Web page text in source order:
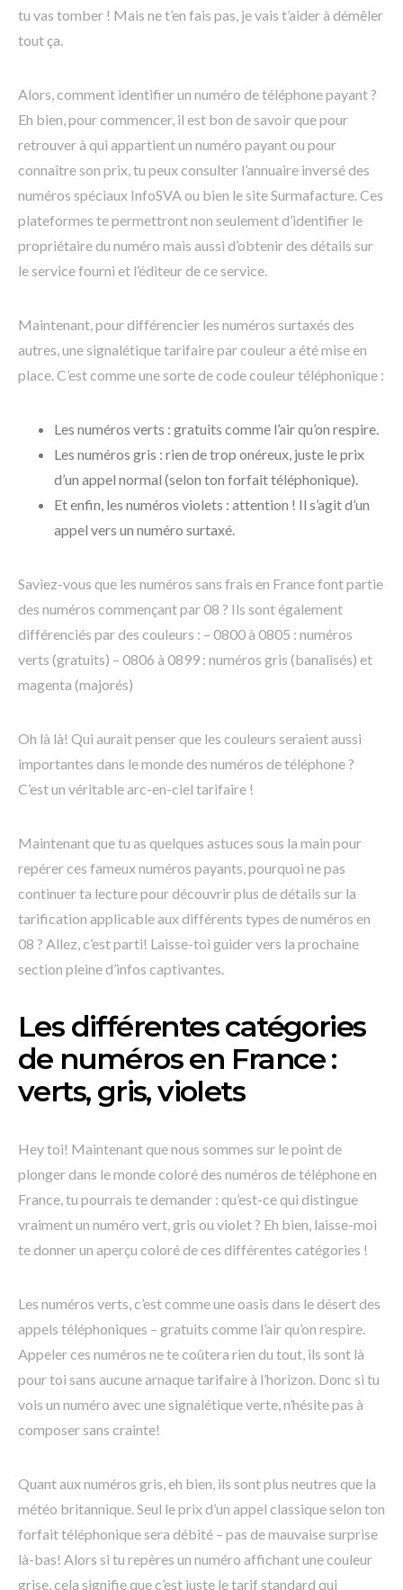
tu vas tomber ! Mais ne t’en fais pas, je vais t’aider à démêler
tout ça.
Alors, comment identifier un numéro de téléphone payant ?
Eh bien, pour commencer, il est bon de savoir que pour
retrouver à qui appartient un numéro payant ou pour
connaître son prix, tu peux consulter l’annuaire inversé des
numéros spéciaux InfoSVA ou bien le site Surmafacture. Ces
plateformes te permettront non seulement d’identifier le
propriétaire du numéro mais aussi d’obtenir des détails sur
le service fourni et l’éditeur de ce service.
Maintenant, pour différencier les numéros surtaxés des
autres, une signalétique tarifaire par couleur a été mise en
place. C’est comme une sorte de code couleur téléphonique :
Les numéros verts : gratuits comme l’air qu’on respire.
Les numéros gris : rien de trop onéreux, juste le prix
d’un appel normal (selon ton forfait téléphonique).
Et enfin, les numéros violets : attention ! Il s’agit d’un
appel vers un numéro surtaxé.
Saviez-vous que les numéros sans frais en France font partie
des numéros commençant par 08 ? Ils sont également
différenciés par des couleurs : – 0800 à 0805 : numéros
verts (gratuits) – 0806 à 0899 : numéros gris (banalisés) et
magenta (majorés)
Oh là là! Qui aurait penser que les couleurs seraient aussi
importantes dans le monde des numéros de téléphone ?
C’est un véritable arc-en-ciel tarifaire !
Maintenant que tu as quelques astuces sous la main pour
repérer ces fameux numéros payants, pourquoi ne pas
continuer ta lecture pour découvrir plus de détails sur la
tarification applicable aux différents types de numéros en
08 ? Allez, c’est parti! Laisse-toi guider vers la prochaine
section pleine d’infos captivantes.
Les différentes catégories
de numéros en France :
verts, gris, violets
Hey toi! Maintenant que nous sommes sur le point de
plonger dans le monde coloré des numéros de téléphone en
France, tu pourrais te demander : qu’est-ce qui distingue
vraiment un numéro vert, gris ou violet ? Eh bien, laisse-moi
te donner un aperçu coloré de ces différentes catégories !
Les numéros verts, c’est comme une oasis dans le désert des
appels téléphoniques – gratuits comme l’air qu’on respire.
Appeler ces numéros ne te coûtera rien du tout, ils sont là
pour toi sans aucune arnaque tarifaire à l’horizon. Donc si tu
vois un numéro avec une signalétique verte, n’hésite pas à
composer sans crainte!
Quant aux numéros gris, eh bien, ils sont plus neutres que la
météo britannique. Seul le prix d’un appel classique selon ton
forfait téléphonique sera débité – pas de mauvaise surprise
là-bas! Alors si tu repères un numéro affichant une couleur
grise, cela signifie que c’est juste le tarif standard qui